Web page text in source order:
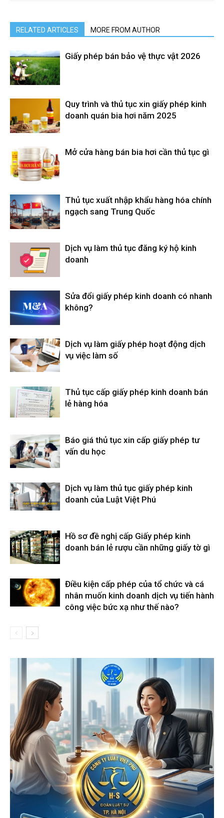
RELATED ARTICLES MORE FROM AUTHOR
Giấy phép bán bảo vệ thực vật 2026
Quy trình và thủ tục xin giấy phép kinh
doanh quán bia hơi năm 2025
Mở cửa hàng bán bia hơi cần thủ tục gì
Thủ tục xuất nhập khẩu hàng hóa chính
ngạch sang Trung Quốc
Dịch vụ làm thủ tục đăng ký hộ kinh
doanh
Sửa đổi giấy phép kinh doanh có nhanh
không?
Dịch vụ làm giấy phép hoạt động dịch
vụ việc làm số
Thủ tục cấp giấy phép kinh doanh bán
lẻ hàng hóa
Báo giá thủ tục xin cấp giấy phép tư
vấn du học
Dịch vụ làm thủ tục giấy phép kinh
doanh của Luật Việt Phú
Hồ sơ đề nghị cấp Giấy phép kinh
doanh bán lẻ rượu cần những giấy tờ gì
Điều kiện cấp phép của tổ chức và cá
nhân muốn kinh doanh dịch vụ tiến hành
công việc bức xạ như thế nào?